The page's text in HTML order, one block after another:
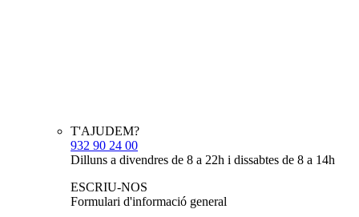
T'AJUDEM?
932 90 24 00
Dilluns a divendres de 8 a 22h i dissabtes de 8 a 14h
ESCRIU-NOS
Formulari d'informació general